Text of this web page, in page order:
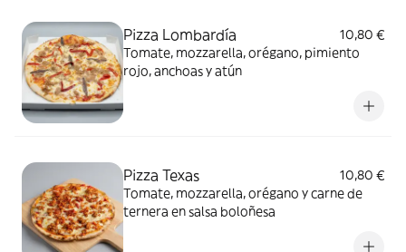
Pizza Lombardía
10,80 €
Tomate, mozzarella, orégano, pimiento
rojo, anchoas y atún
Pizza Texas
10,80 €
Tomate, mozzarella, orégano y carne de
ternera en salsa boloñesa